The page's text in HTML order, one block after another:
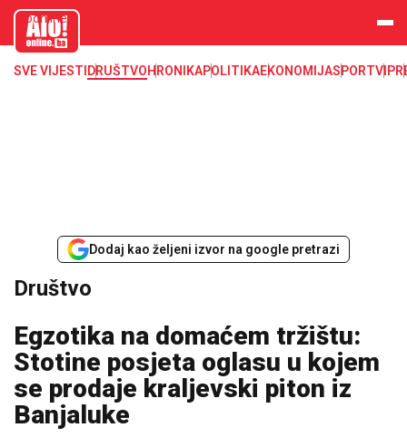
aloonline.b
SVE VIJESTI DRUŠTVOHRONIKAPOLITIKAEKONOMIJASPORTVIP
Dodaj kao željeni izvor na google pretrazi
Društvo
Egzotika na domaćem tržištu:
Stotine posjeta oglasu u kojem
se prodaje kraljevski piton iz
Banjaluke